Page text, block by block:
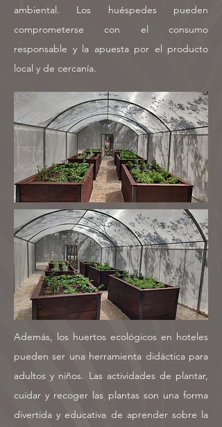
ambiental. Los huéspedes pueden
comprometerse con el consumo
responsable y la apuesta por el producto
local y de cercanía.
Además, los huertos ecológicos en hoteles
pueden ser una herramienta didáctica para
adultos y niños. Las actividades de plantar,
cuidar y recoger las plantas son una forma
divertida y educativa de aprender sobre la